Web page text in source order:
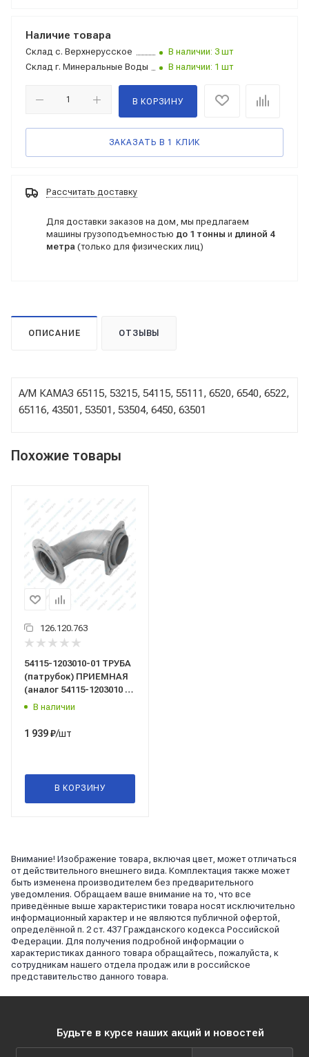
Наличие товара
Склад с. Верхнерусское
В наличии: 3 шт
Склад г. Минеральные Воды В наличии: 1 шт
В КОРЗИНУ
ЗАКАЗАТЬ В 1 КЛИК
Рассчитать доставку
Для доставки заказов на дом, мы предлагаем
машины грузоподъемностью до 1 тонны и длиной 4
метра (только для физических лиц)
ОПИСАНИЕ ОТЗЫВЫ
А/М КАМАЗ 65115, 53215, 54115, 55111, 6520, 6540, 6522,
65116, 43501, 53501, 53504, 6450, 63501
Похожие товары
126.120.763
54115-1203010-01 ТРУБА
(патрубок) ПРИЕМНАЯ
(аналог 54115-1203010 и
54115-1203010Э) "КАМАЗ
В наличии
1 939₽/шт
В КОРЗИНУ
Внимание! Изображение товара, включая цвет, может отличаться
от действительного внешнего вида. Комплектация также может
быть изменена производителем без предварительного
уведомления. Обращаем ваше внимание на то, что все
приведённые выше характеристики товара носят исключительно
информационный характер и не являются публичной офертой,
определённой п. 2 ст. 437 Гражданского кодекса Российской
Федерации. Для получения подробной информации о
характеристиках данного товара обращайтесь, пожалуйста, к
сотрудникам нашего отдела продаж или в российское
представительство данного товара.
Будьте в курсе наших акций и новостей